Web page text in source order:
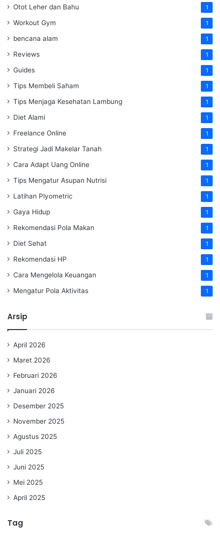
Otot Leher dan Bahu 1
Workout Gym 1
bencana alam 1
Reviews 1
Guides 1
Tips Membeli Saham 1
Tips Menjaga Kesehatan Lambung 1
Diet Alami 1
Freelance Online 1
Strategi Jadi Makelar Tanah 1
Cara Adapt Uang Online 1
Tips Mengatur Asupan Nutrisi 1
Latihan Plyometric 1
Gaya Hidup 1
Rekomendasi Pola Makan 1
Diet Sehat 1
Rekomendasi HP 1
Cara Mengelola Keuangan 1
Mengatur Pola Aktivitas 1
Arsip
April 2026
Maret 2026
Februari 2026
Januari 2026
Desember 2025
November 2025
Agustus 2025
Juli 2025
Juni 2025
Mei 2025
April 2025
Tag